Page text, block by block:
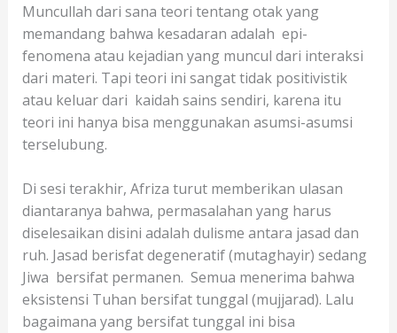
Muncullah dari sana teori tentang otak yang
memandang bahwa kesadaran adalah epi-
fenomena atau kejadian yang muncul dari interaksi
dari materi. Tapi teori ini sangat tidak positivistik
atau keluar dari kaidah sains sendiri, karena itu
teori ini hanya bisa menggunakan asumsi-asumsi
terselubung.
Di sesi terakhir, Afriza turut memberikan ulasan
diantaranya bahwa, permasalahan yang harus
diselesaikan disini adalah dulisme antara jasad dan
ruh. Jasad berisfat degeneratif (mutaghayir) sedang
Jiwa bersifat permanen. Semua menerima bahwa
eksistensi Tuhan bersifat tunggal (mujjarad). Lalu
bagaimana yang bersifat tunggal ini bisa